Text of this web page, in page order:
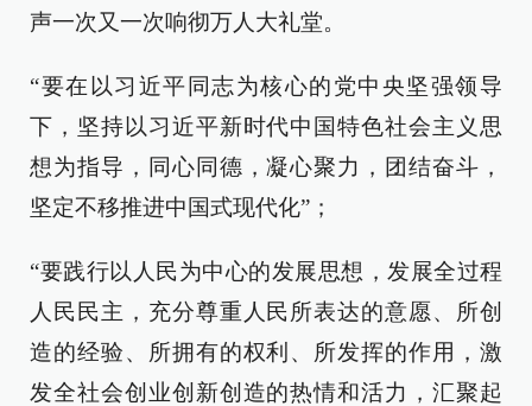
声一次又一次响彻万人大礼堂。
“要在以习近平同志为核心的党中央坚强领导
下，坚持以习近平新时代中国特色社会主义思
想为指导，同心同德，凝心聚力，团结奋斗，
坚定不移推进中国式现代化”；
“要践行以人民为中心的发展思想，发展全过程
人民民主，充分尊重人民所表达的意愿、所创
造的经验、所拥有的权利、所发挥的作用，激
发全社会创业创新创造的热情和活力，汇聚起